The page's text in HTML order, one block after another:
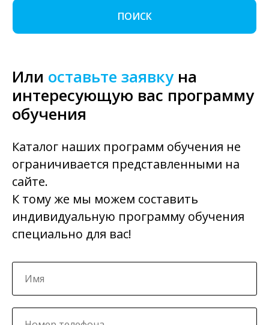
ПОИСК
Или оставьте заявкуна
интересующую вас программу
обучения
Каталог наших программ обучения не
ограничивается представленными на
сайте.
К тому же мы можем составить
индивидуальную программу обучения
специально для вас!